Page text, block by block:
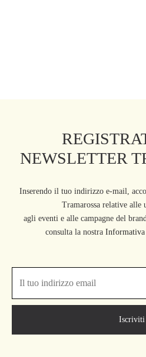
NEWSLETTER
Inserendo il tuo indirizzo e-mail,
Tramarossa relative alle
agli eventi e alle campagne del
consulta la nostra Informativa